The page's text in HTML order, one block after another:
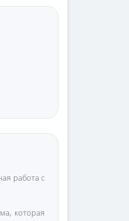
работа с
которая